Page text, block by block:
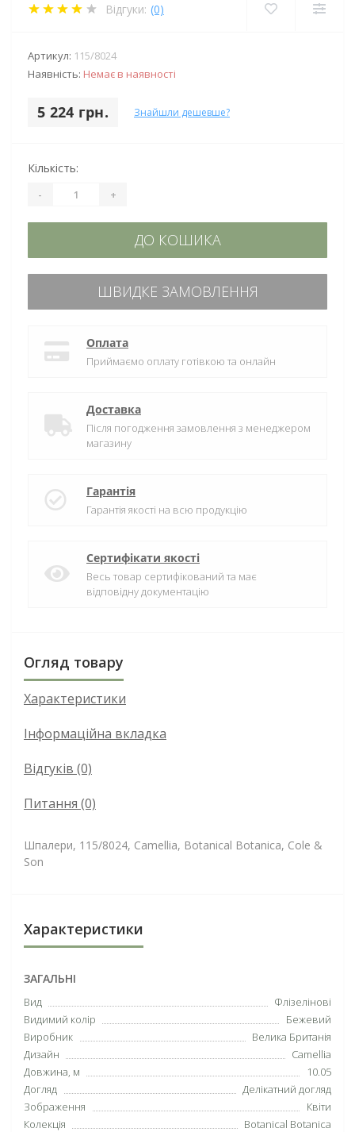
Відгуки: (0)
Артикул: 115/8024
Наявність: Немає в наявності
5 224 грн. Знайшли дешевше?
Кількість:
- +
ДО КОШИКА
ШВИДКЕ ЗАМОВЛЕННЯ
Оплата
Приймаємо оплату готівкою та онлайн
Доставка
Після погодження замовлення з менеджером
магазину
Гарантія
Гарантія якості на всю продукцію
Сертифікати якості
Весь товар сертифікований та має
відповідну документацію
Огляд товару
Характеристики
Інформаційна вкладка
Відгуків (0)
Питання (0)
Шпалери, 115/8024, Camellia, Botanical Botanica, Cole &
Son
Характеристики
ЗАГАЛЬНІ
Вид
Флізелінові
Видимий колір
Бежевий
Виробник
Велика Британія
Дизайн
Camellia
Довжина, м
10.05
Догляд
Делікатний догляд
Зображення
Квіти
Колекція
Botanical Botanica